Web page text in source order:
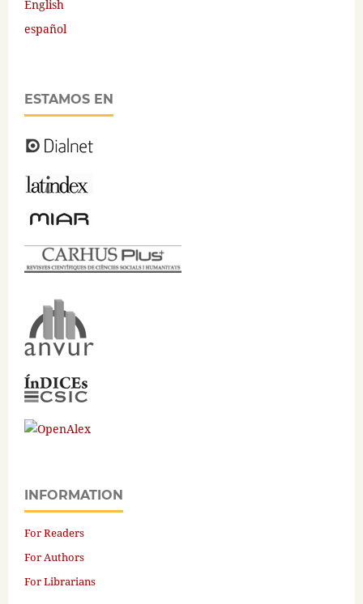
English
español
ESTAMOS EN
INFORMATION
For Readers
For Authors
For Librarians